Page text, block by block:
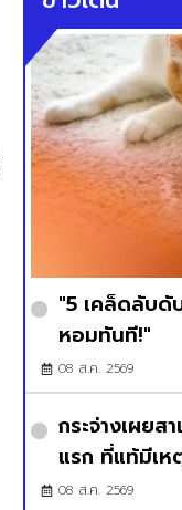
"5 เคล็ดลับดั
หอมทันที!"
08 ส.ค. 2569
กระจ่างเผยส
แรก ที่แท้มีเห
08 ส.ค. 2569